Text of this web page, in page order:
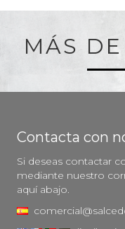
MÁS
Contacta con
Si deseas contactar
mediante nuestro
aquí abajo.